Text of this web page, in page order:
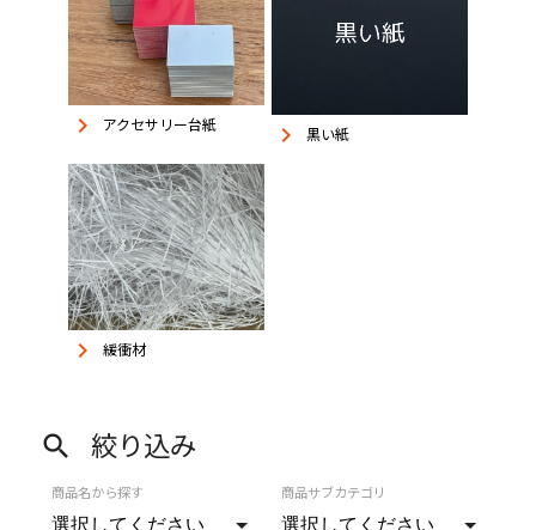
keyboard_arrow_right アクセサリー台紙 keyboard_arrow_right 黒い紙
keyboard_arrow_right 緩衝材
search 絞り込み
商品名から探す 商品サブカテゴリ